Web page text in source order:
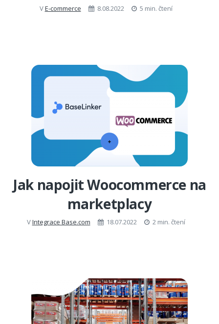
VE-commerce 8.08.2022 5 min. čtení
Jak napojit Woocommerce na
marketplacy
VIntegrace Base.com 18.07.2022 2 min. čtení